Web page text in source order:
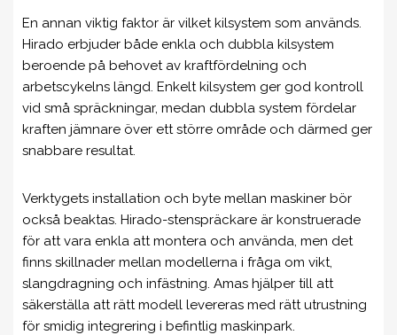
En annan viktig faktor är vilket kilsystem som används.
Hirado erbjuder både enkla och dubbla kilsystem
beroende på behovet av kraftfördelning och
arbetscykelns längd. Enkelt kilsystem ger god kontroll
vid små spräckningar, medan dubbla system fördelar
kraften jämnare över ett större område och därmed ger
snabbare resultat.
Verktygets installation och byte mellan maskiner bör
också beaktas. Hirado-stenspräckare är konstruerade
för att vara enkla att montera och använda, men det
finns skillnader mellan modellerna i fråga om vikt,
slangdragning och infästning. Amas hjälper till att
säkerställa att rätt modell levereras med rätt utrustning
för smidig integrering i befintlig maskinpark.